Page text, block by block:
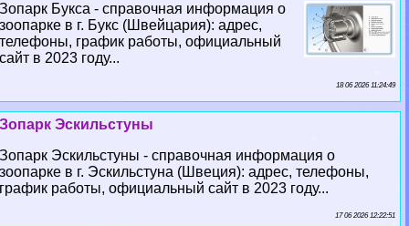
Зопарк Букса - справочная информация о
зоопарке в г. Букс (Швейцария): адрес,
телефоны, график работы, официальный
сайт в 2023 году...
18 06 2026 11:24:49
Зопарк Эскильстуны
Зопарк Эскильстуны - справочная информация о
зоопарке в г. Эскильстуна (Швеция): адрес, телефоны,
график работы, официальный сайт в 2023 году...
17 06 2026 12:22:51